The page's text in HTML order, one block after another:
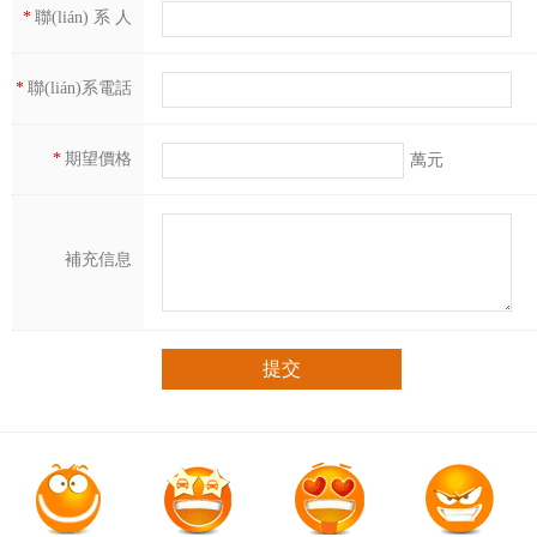
* 聯(lián) 系 人
* 聯(lián)系電話
* 期望價格 萬元
補充信息